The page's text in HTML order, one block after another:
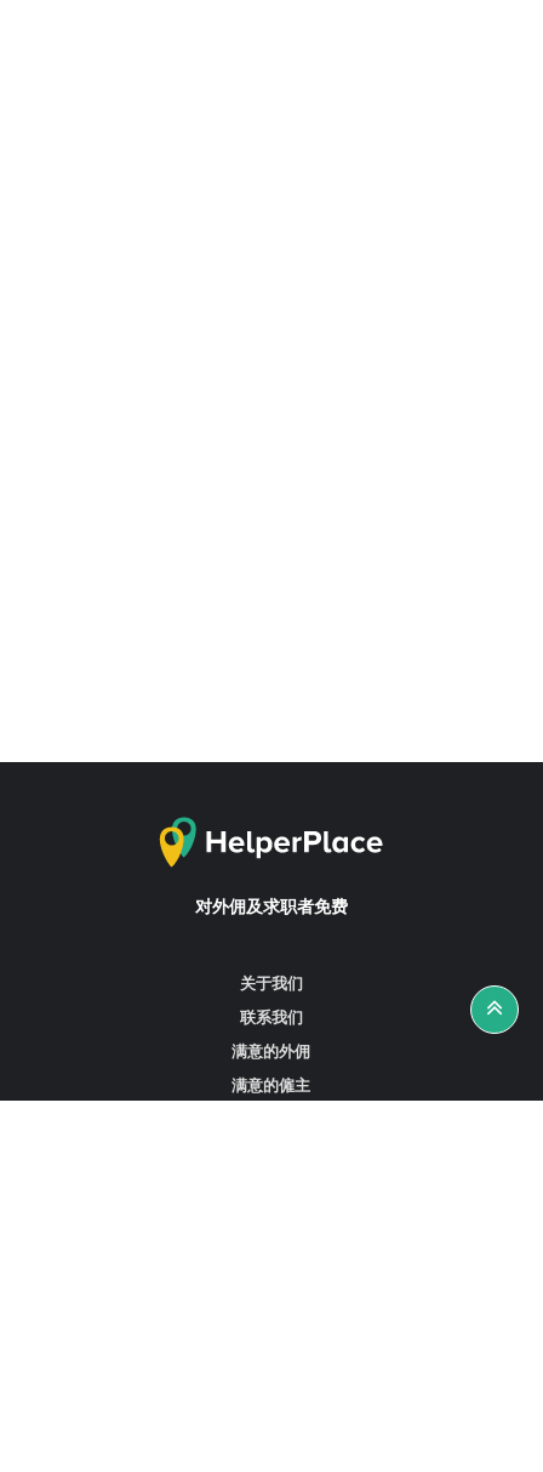
对外佣及求职者免费
关于我们
联系我们
满意的外佣
满意的僱主